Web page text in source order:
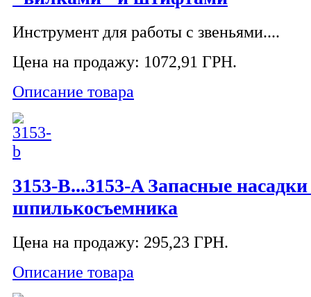
Инструмент для работы с звеньями....
Цена на продажу: 1072,91 ГРН.
Описание товара
3153-B...3153-A Запасные
шпилькосъемника
Цена на продажу: 295,23 ГРН.
Описание товара